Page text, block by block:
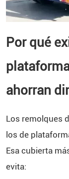
Por qué
ahorran
Los remolques
los de
Esa cubierta
evita: